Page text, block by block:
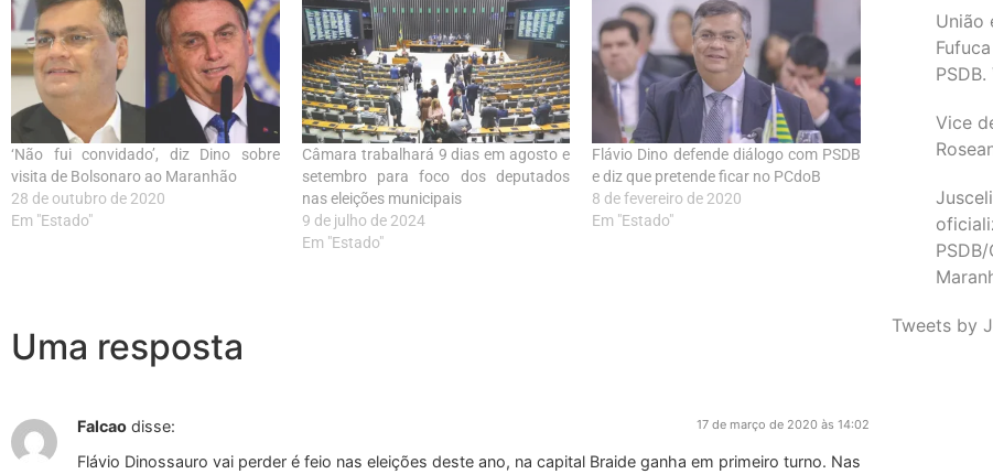
‘Não fui convidado’, diz Dino sobre
visita de Bolsonaro ao Maranhão
28 de outubro de 2020
Em "Estado"
Câmara trabalhará 9 dias em agosto e
setembro para foco dos deputados
nas eleições municipais
9 de julho de 2024
Em "Estado"
Flávio Dino defende diálogo com PSDB
e diz que pretende ficar no PCdoB
8 de fevereiro de 2020
Em "Estado"
Uma resposta
Falcao disse: 17 de março de 2020 às 14:02
Flávio Dinossauro vai perder é feio nas eleições deste ano, na capital Braide ganha em primeiro turno. Nas
União
Vice
Tweets by